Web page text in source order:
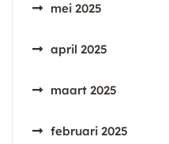
mei 2025
april 2025
maart 2025
februari 2025